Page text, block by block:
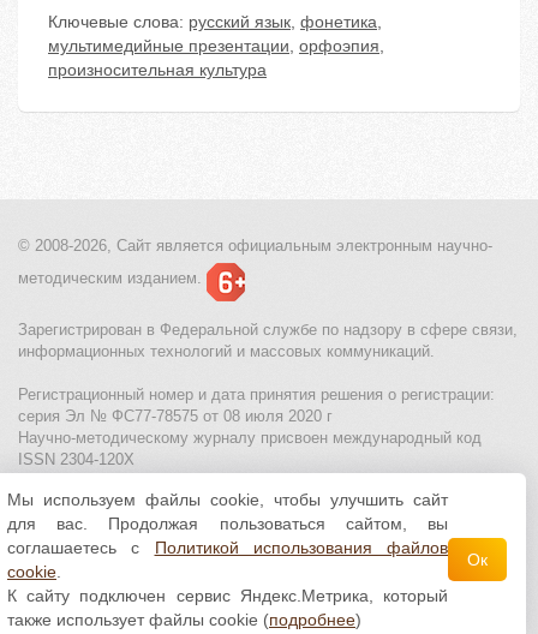
Ключевые слова: русский язык, фонетика,
мультимедийные презентации, орфоэпия,
произносительная культура
© 2008-2026, Сайт является официальным электронным научно-
методическим изданием.
Зарегистрирован в Федеральной службе по надзору в сфере связи,
информационных технологий и массовых коммуникаций.
Регистрационный номер и дата принятия решения о регистрации:
серия Эл № ФС77-78575 от 08 июля 2020 г
Научно-методическому журналу присвоен международный код
ISSN 2304-120X
МЦИТО|Школьные олимпиады и онлайн конкурсы для детей
Политика использования файлов cookie| Политика обработки и
защиты персональных данных
Все материалы доступны полицензии Creative
Commons С указанием авторства 4.0 Всемирная
Мы используем файлы cookie, чтобы улучшить сайт
для вас. Продолжая пользоваться сайтом, вы
соглашаетесь с Политикой использования файлов
cookie
К сайту подключен сервис Яндекс.Метрика, который
также использует файлы cookie (подробнее)
Ок